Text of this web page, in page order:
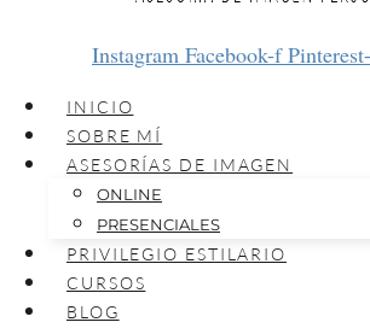
Instagram Facebook-f
INICIO
SOBRE MÍ
ASESORÍAS DE IMAGEN
ONLINE
PRESENCIALES
PRIVILEGIO ESTILARIO
CURSOS
BLOG